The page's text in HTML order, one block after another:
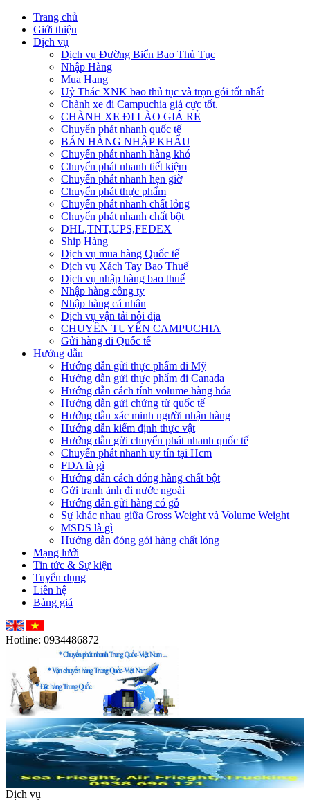
Trang chủ
Giới thiệu
Dịch vụ
Dịch vụ Đường Biển Bao Thủ Tục
Nhập Hàng
Mua Hang
Uỷ Thác XNK bao thủ tục và trọn gói tốt nhất
Chành xe đi Campuchia giá cực tốt.
CHÀNH XE ĐI LÀO GIÁ RẺ
Chuyển phát nhanh quốc tế
BÁN HÀNG NHẬP KHẨU
Chuyển phát nhanh hàng khó
Chuyển phát nhanh tiết kiệm
Chuyển phát nhanh hẹn giờ
Chuyển phát thực phẩm
Chuyển phát nhanh chất lỏng
Chuyển phát nhanh chất bột
DHL,TNT,UPS,FEDEX
Ship Hàng
Dịch vụ mua hàng Quốc tế
Dịch vụ Xách Tay Bao Thuế
Dịch vụ nhập hàng bao thuế
Nhập hàng công ty
Nhập hàng cá nhân
Dịch vụ vận tải nội địa
CHUYÊN TUYẾN CAMPUCHIA
Gửi hàng đi Quốc tế
Hướng dẫn
Hướng dẫn gửi thực phẩm đi Mỹ
Hướng dẫn gửi thực phẩm đi Canada
Hướng dẫn cách tính volume hàng hóa
Hướng dẫn gửi chứng từ quốc tế
Hướng dẫn xác minh người nhận hàng
Hướng dẫn kiểm định thực vật
Hướng dẫn gửi chuyển phát nhanh quốc tế
Chuyển phát nhanh uy tín tại Hcm
FDA là gì
Hướng dẫn cách đóng hàng chất bột
Gửi tranh ảnh đi nước ngoài
Hướng dẫn gửi hàng có gỗ
Sự khác nhau giữa Gross Weight và Volume Weight
MSDS là gì
Hướng dẫn đóng gói hàng chất lỏng
Mạng lưới
Tin tức & Sự kiện
Tuyển dụng
Liên hệ
Bảng giá
Hotline: 0934486872
Dịch vụ